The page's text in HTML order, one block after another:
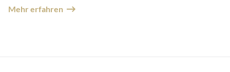
Mehr erfahren